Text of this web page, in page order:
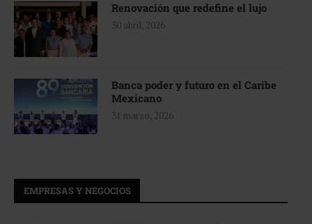
Renovación que redefine el lujo
30 abril, 2026
Banca poder y futuro en el Caribe
Mexicano
31 marzo, 2026
EMPRESAS Y NEGOCIOS